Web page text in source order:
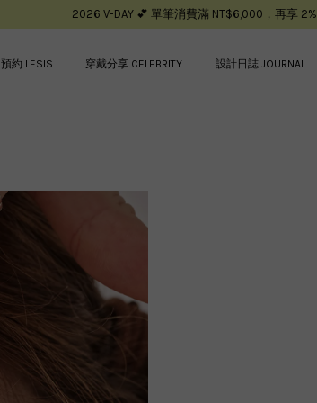
2026 V-DAY 💕 單筆消費滿 NT$6,000，再享
預約 LESIS 穿戴分享 CELEBRITY 設計日誌 JOURNAL